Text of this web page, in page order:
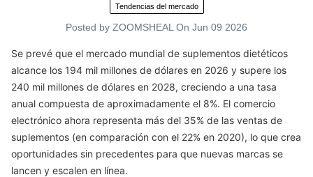
Tendencias del mercado
Posted by ZOOMSHEAL On Jun 09 2026
Se prevé que el mercado mundial de suplementos dietéticos
alcance los 194 mil millones de dólares en 2026 y supere los
240 mil millones de dólares en 2028, creciendo a una tasa
anual compuesta de aproximadamente el 8%. El comercio
electrónico ahora representa más del 35% de las ventas de
suplementos (en comparación con el 22% en 2020), lo que crea
oportunidades sin precedentes para que nuevas marcas se
lancen y escalen en línea.